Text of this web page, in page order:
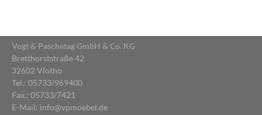
Vogt & Paschetag GmbH & Co. KG
Bretthorststraße 42
32602 Vlotho
Tel.: 05733/969400
Fax.: 05733/7421
E-Mail: info@vpmoebel.de